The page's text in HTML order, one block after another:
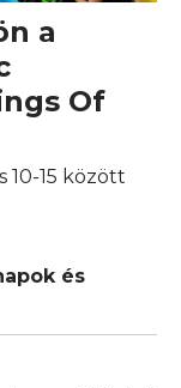
a
Of
10-15 között
és